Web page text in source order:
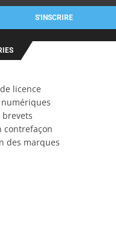
S'INSCRIRE
licence
contrefaçon
des marques